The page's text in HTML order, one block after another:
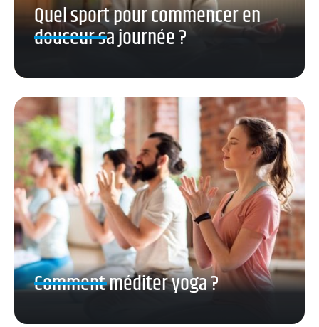
Quel sport pour commencer en
douceur sa journée ?
Comment méditer yoga ?